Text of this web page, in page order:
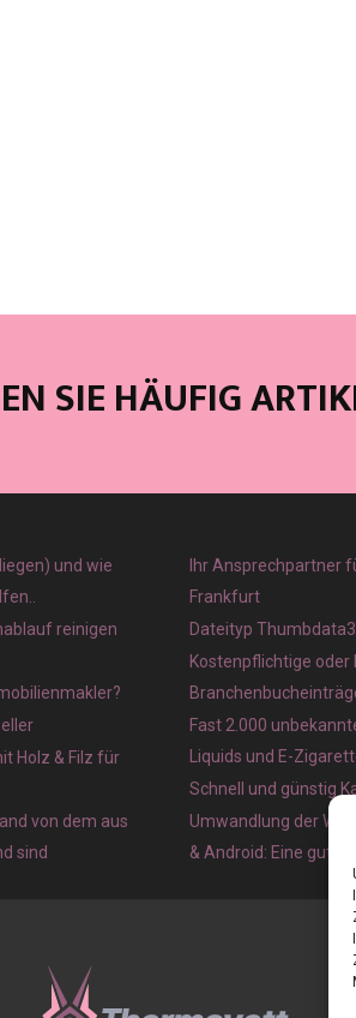
SIE HÄUFIG
und wie
reinigen
Holz & Filz für
von dem aus
sind
Ihr Ansprechpartner
Frankfurt
Dateityp Thumbdata3
Kostenpflichtige oder
Fast 2.000
Liquids und E-
Schnell und günstig
Umwandlung der
& Android: Eine gute